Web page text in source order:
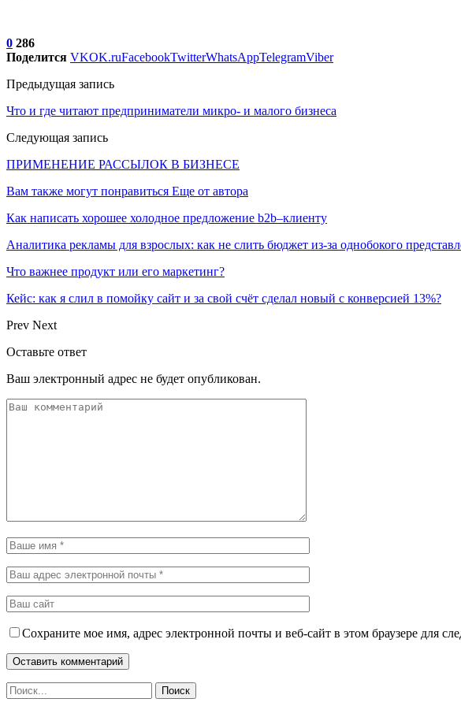
0 286
Поделится VKOK.ruFacebookTwitterWhatsAppTelegramViber
Предыдущая запись
Что и где читают предприниматели микро- и малого бизнеса
Следующая запись
ПРИМЕНЕНИЕ РАССЫЛОК В БИЗНЕСЕ
Вам также могут понравиться Еще от автора
Как написать хорошее холодное предложение b2b–клиенту
Аналитика рекламы для взрослых: как не слить бюджет из-за однобокого
Что важнее продукт или его маркетинг?
Кейс: как я слил в помойку сайт и за свой счёт сделал новый с конверсией 13%?
Prev Next
Оставьте ответ
Ваш электронный адрес не будет опубликован.
Сохраните мое имя, адрес электронной почты и веб-сайт в этом браузере для